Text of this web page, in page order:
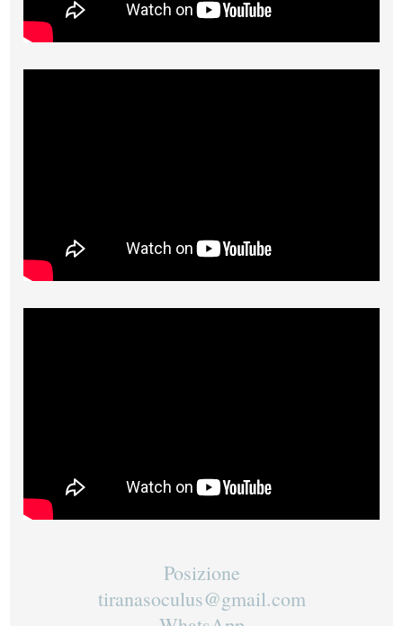
Posizione
tiranasoculus@gmail.com